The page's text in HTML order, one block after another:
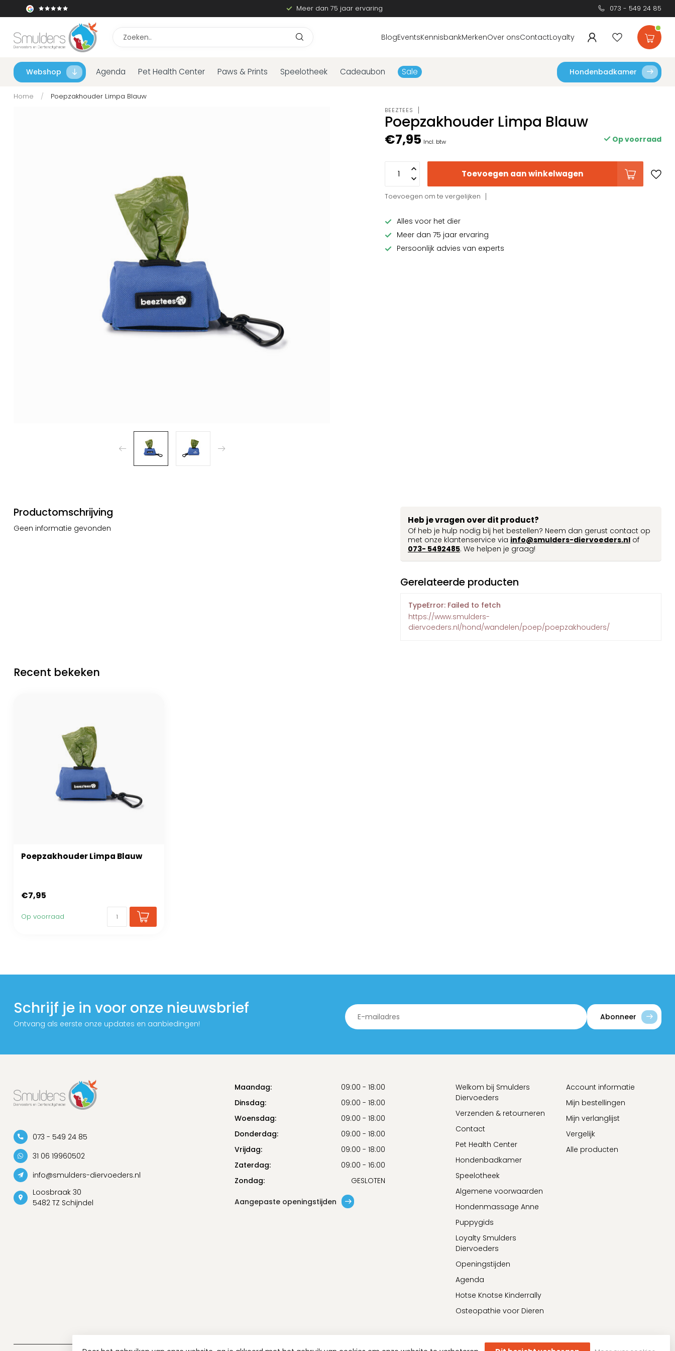
Meer dan 75 jaar ervaring 073 - 549 24 85
BlogEventsKennisbankMerkenOver onsContactLoyalty
Webshop Agenda Pet Health Center Paws & Prints Speelotheek Cadeaubon Sale Hondenbadkamer
Home / Poepzakhouder Limpa Blauw
BEEZTEES
Poepzakhouder Limpa Blauw
€7,95 Incl. btw Op voorraad
Toevoegen aan winkelwagen
Toevoegen om te vergelijken
Alles voor het dier
Meer dan 75 jaar ervaring
Persoonlijk advies van experts
Productomschrijving
Geen informatie gevonden
Heb je vragen over dit product?
Of heb je hulp nodig bij het bestellen? Neem dan gerust contact op
met onze klantenservice via info@smulders-diervoeders.nl of
073- 5492485. We helpen je graag!
Gerelateerde producten
TypeError: Failed to fetch
https://www.smulders-
diervoeders.nl/hond/wandelen/poep/poepzakhouders/
Recent bekeken
Poepzakhouder Limpa Blauw
€7,95
Op voorraad
Schrijf je in voor onze nieuwsbrief
Ontvang als eerste onze updates en aanbiedingen!
Abonneer
073 - 549 24 85
31 06 19960502
info@smulders-diervoeders.nl
Loosbraak 30
5482 TZ Schijndel
Maandag:
09:00 - 18:00
Dinsdag:
09:00 - 18:00
Woensdag:
09:00 - 18:00
Donderdag:
09:00 - 18:00
Vrijdag:
09:00 - 18:00
Zaterdag:
09:00 - 16:00
Zondag:
GESLOTEN
Aangepaste openingstijden
Welkom bij Smulders
Diervoeders
Verzenden & retourneren
Contact
Pet Health Center
Hondenbadkamer
Speelotheek
Algemene voorwaarden
Hondenmassage Anne
Puppygids
Loyalty Smulders
Diervoeders
Openingstijden
Agenda
Hotse Knotse Kinderrally
Osteopathie voor Dieren
Account informatie
Mijn bestellingen
Mijn verlanglijst
Vergelijk
Alle producten